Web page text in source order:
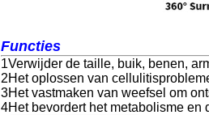
Functies
1Verwijder de taille, buik, benen,
2Het oplossen van
3Het vastmaken van weefsel om
4Het bevordert het metabolisme en